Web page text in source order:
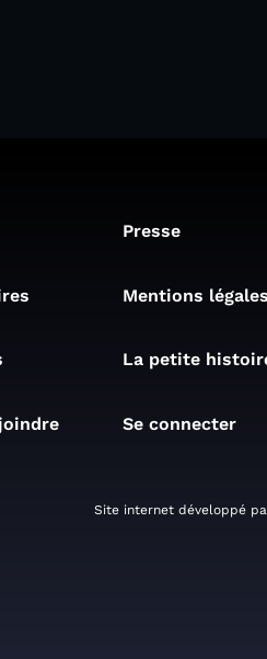
Presse
Mentions légales
La petite
Se connecter
Site internet développé